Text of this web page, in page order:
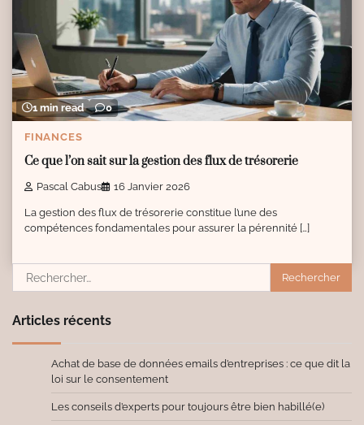
1 min read 0
FINANCES
Ce que l’on sait sur la gestion des flux de trésorerie
Pascal Cabus 16 Janvier 2026
La gestion des flux de trésorerie constitue l’une des
compétences fondamentales pour assurer la pérennité […]
Rechercher :
Articles récents
Achat de base de données emails d’entreprises : ce que dit la
loi sur le consentement
Les conseils d’experts pour toujours être bien habillé(e)